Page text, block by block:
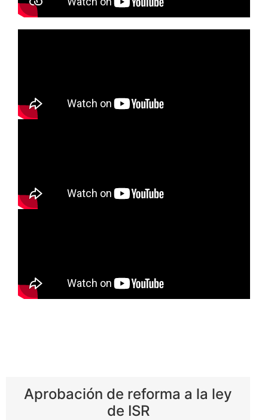
Aprobación de reforma a la ley
de ISR